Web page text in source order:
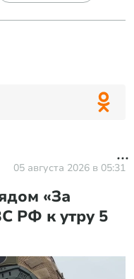
население